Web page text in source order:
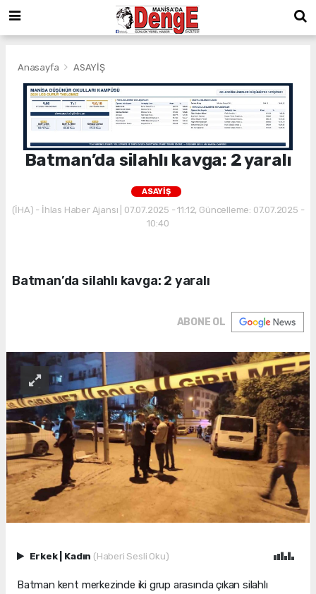
Anasayfa ASAYİŞ
Batman’da silahlı kavga: 2 yaralı
ASAYİŞ
(İHA) - İhlas Haber Ajansı | 07.07.2025 - 11:12, Güncelleme: 07.07.2025 -
10:40
Batman’da silahlı kavga: 2 yaralı
ABONE OL
Erkek Kadın (Haberi Sesli Oku)
Batman kent merkezinde iki grup arasında çıkan silahlı